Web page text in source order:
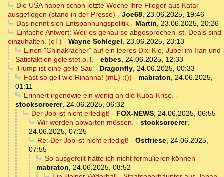
Die USA haben schon letzte Woche ihre Flieger aus Katar
ausgeflogen (stand in der Presse) - Joe68, 23.06.2025, 19:46
Das nennt sich Entspannungspolitik- Martin, 23.06.2025, 20:26
Einfache Antwort: Weil es genau so abgesprochen ist. Deals sind
einzuhalten. (oT) - Wayne Schlegel, 23.06.2025, 23:13
Einen "Chinakracher" auf ein leeres Dixi Klo, Jubel im Iran und
Satisfaktion geleistet.o.T. - ebbes, 24.06.2025, 12:33
Trump ist eine geile Sau - Dragonfly, 24.06.2025, 00:33
Fast so geil wie Rihanna! (mL) :))) - mabraton, 24.06.2025,
01:11
Erinnert irgendwie ein wenig an die Kuba-Krise. -
stocksorcerer, 24.06.2025, 06:32
Der Job ist nicht erledigt! - FOX-NEWS, 24.06.2025, 06:55
Wir werden abwarten müssen. - stocksorcerer,
24.06.2025, 07:25
Re: Der Job ist nicht erledigt! - Ostfriese, 24.06.2025,
07:55
So ausgefeilt hätte ich nicht formulieren können -
mabraton, 24.06.2025, 08:52